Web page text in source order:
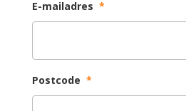
E-mailadres *
Postcode *